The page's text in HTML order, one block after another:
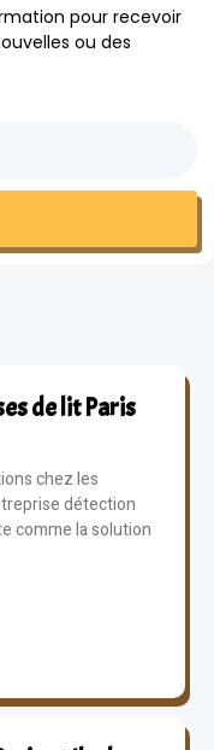
pour recevoir
ou des
de lit Paris
chez les
détection
comme la solution